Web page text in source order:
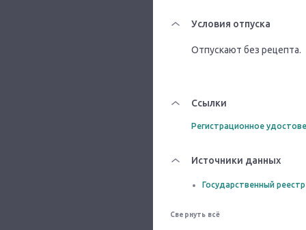
Условия отпуска
Отпускают без рецепта.
Ссылки
Регистрационное
Источники данных
Государственный
Свернуть всё